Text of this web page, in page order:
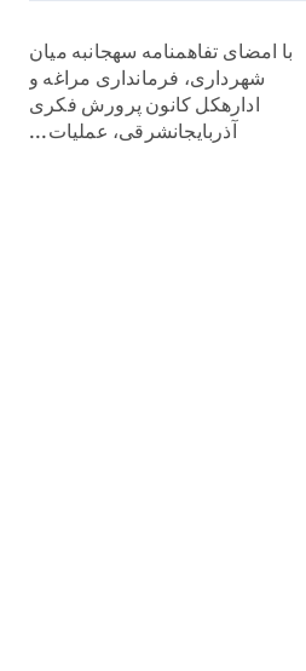
با امضای تفاهمنامه سهجانبه میان
شهرداری، فرمانداری مراغه و
ادارهکل کانون پرورش فکری
آذربایجانشرقی، عملیات...